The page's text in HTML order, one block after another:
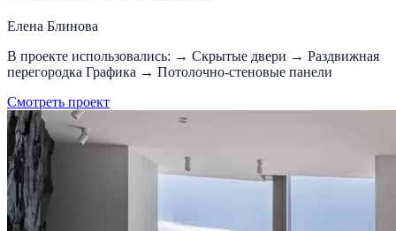
Елена Блинова
В проекте использовались: → Скрытые двери → Раздвижная
перегородка Графика → Потолочно-стеновые панели
Смотреть проект